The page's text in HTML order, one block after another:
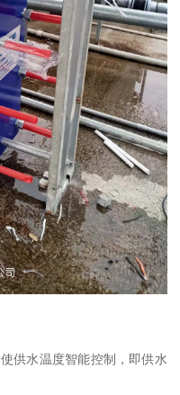
供水温度智能控制，即供水